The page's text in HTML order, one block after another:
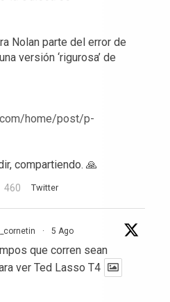
Nolan parte del error de
versión ‘rigurosa’ de
home/post/p-
compartiendo. 🙏
460 Twitter
· 5 Ago
que corren sean
ver Ted Lasso T4